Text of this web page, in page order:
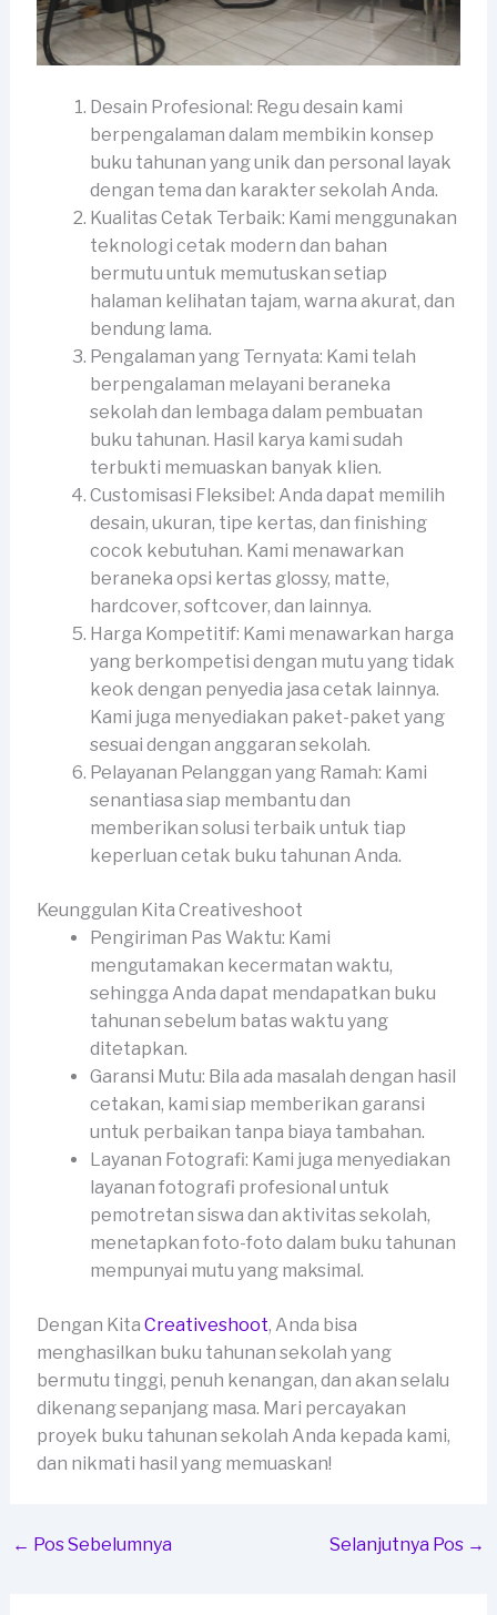
Desain Profesional: Regu desain kami
berpengalaman dalam membikin konsep
buku tahunan yang unik dan personal layak
dengan tema dan karakter sekolah Anda.
Kualitas Cetak Terbaik: Kami menggunakan
teknologi cetak modern dan bahan
bermutu untuk memutuskan setiap
halaman kelihatan tajam, warna akurat, dan
bendung lama.
Pengalaman yang Ternyata: Kami telah
berpengalaman melayani beraneka
sekolah dan lembaga dalam pembuatan
buku tahunan. Hasil karya kami sudah
terbukti memuaskan banyak klien.
Customisasi Fleksibel: Anda dapat memilih
desain, ukuran, tipe kertas, dan finishing
cocok kebutuhan. Kami menawarkan
beraneka opsi kertas glossy, matte,
hardcover, softcover, dan lainnya.
Harga Kompetitif: Kami menawarkan harga
yang berkompetisi dengan mutu yang tidak
keok dengan penyedia jasa cetak lainnya.
Kami juga menyediakan paket-paket yang
sesuai dengan anggaran sekolah.
Pelayanan Pelanggan yang Ramah: Kami
senantiasa siap membantu dan
memberikan solusi terbaik untuk tiap
keperluan cetak buku tahunan Anda.
Keunggulan Kita Creativeshoot
Pengiriman Pas Waktu: Kami
mengutamakan kecermatan waktu,
sehingga Anda dapat mendapatkan buku
tahunan sebelum batas waktu yang
ditetapkan.
Garansi Mutu: Bila ada masalah dengan hasil
cetakan, kami siap memberikan garansi
untuk perbaikan tanpa biaya tambahan.
Layanan Fotografi: Kami juga menyediakan
layanan fotografi profesional untuk
pemotretan siswa dan aktivitas sekolah,
menetapkan foto-foto dalam buku tahunan
mempunyai mutu yang maksimal.
Dengan Kita Creativeshoot, Anda bisa
menghasilkan buku tahunan sekolah yang
bermutu tinggi, penuh kenangan, dan akan selalu
dikenang sepanjang masa. Mari percayakan
proyek buku tahunan sekolah Anda kepada kami,
dan nikmati hasil yang memuaskan!
← Pos Sebelumnya Selanjutnya Pos →